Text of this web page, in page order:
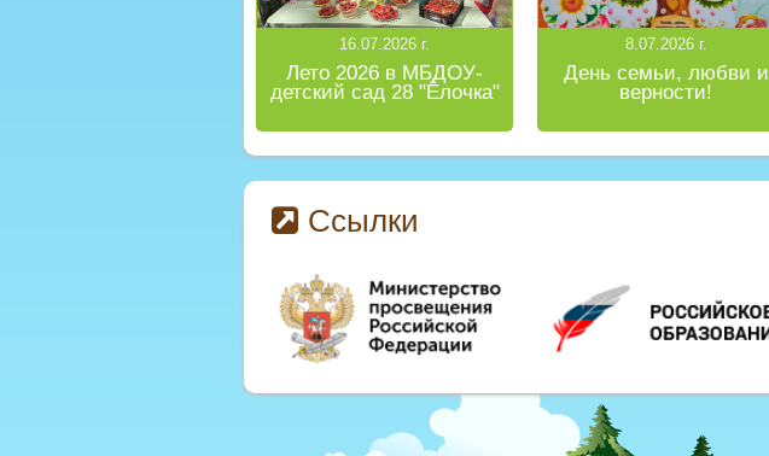
16.07.2026 г.
Лето 2026 в МБДОУ-
детский сад 28 "Ёлочка"
8.07.2026 г.
День семьи, любви и
верности!
Ссылки